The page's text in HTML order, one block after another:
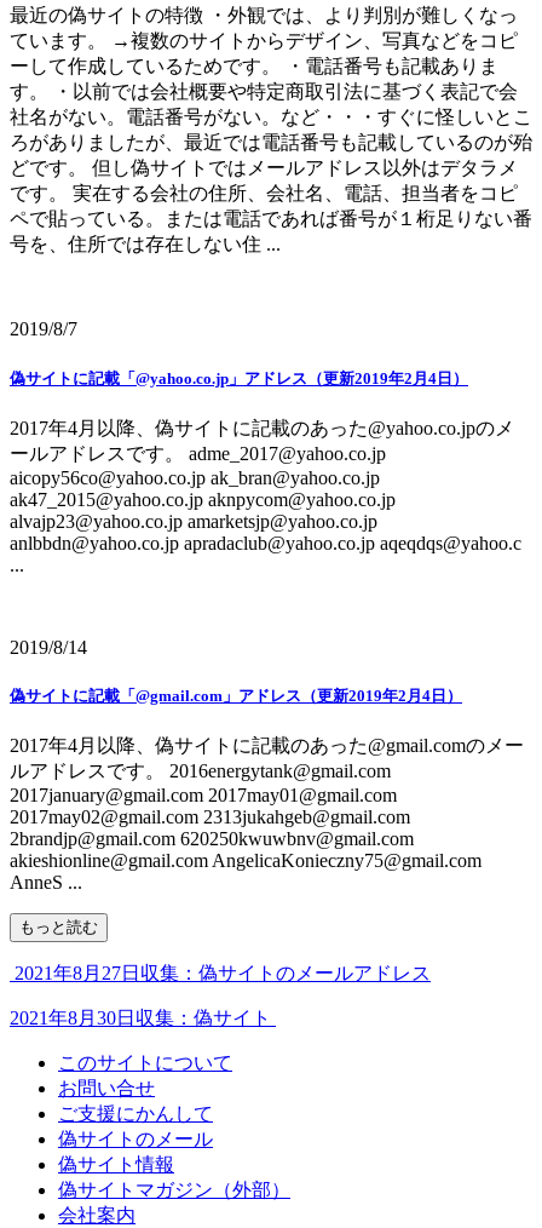
最近の偽サイトの特徴 ・外観では、より判別が難しくなっ
ています。 →複数のサイトからデザイン、写真などをコピ
ーして作成しているためです。 ・電話番号も記載ありま
す。 ・以前では会社概要や特定商取引法に基づく表記で会
社名がない。電話番号がない。など・・・すぐに怪しいとこ
ろがありましたが、最近では電話番号も記載しているのが殆
どです。 但し偽サイトではメールアドレス以外はデタラメ
です。 実在する会社の住所、会社名、電話、担当者をコピ
ペで貼っている。または電話であれば番号が１桁足りない番
号を、住所では存在しない住 ...
2019/8/7
偽サイトに記載「@yahoo.co.jp」アドレス（更新2019年2月4日）
2017年4月以降、偽サイトに記載のあった@yahoo.co.jpのメ
ールアドレスです。 adme_2017@yahoo.co.jp
aicopy56co@yahoo.co.jp ak_bran@yahoo.co.jp
ak47_2015@yahoo.co.jp aknpycom@yahoo.co.jp
alvajp23@yahoo.co.jp amarketsjp@yahoo.co.jp
anlbbdn@yahoo.co.jp apradaclub@yahoo.co.jp aqeqdqs@yahoo.c
...
2019/8/14
偽サイトに記載「@gmail.com」アドレス（更新2019年2月4日）
2017年4月以降、偽サイトに記載のあった@gmail.comのメー
ルアドレスです。 2016energytank@gmail.com
2017january@gmail.com 2017may01@gmail.com
2017may02@gmail.com 2313jukahgeb@gmail.com
2brandjp@gmail.com 620250kwuwbnv@gmail.com
akieshionline@gmail.com AngelicaKonieczny75@gmail.com
AnneS ...
もっと読む
2021年8月27日収集：偽サイトのメールアドレス
2021年8月30日収集：偽サイト
このサイトについて
お問い合せ
ご支援にかんして
偽サイトのメール
偽サイト情報
偽サイトマガジン（外部）
会社案内